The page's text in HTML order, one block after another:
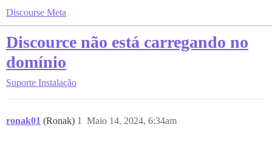
Discourse Meta
Discource não está carregando no
domínio
Suporte Instalação
ronak01 (Ronak) Maio 14, 2024, 6:34am
1